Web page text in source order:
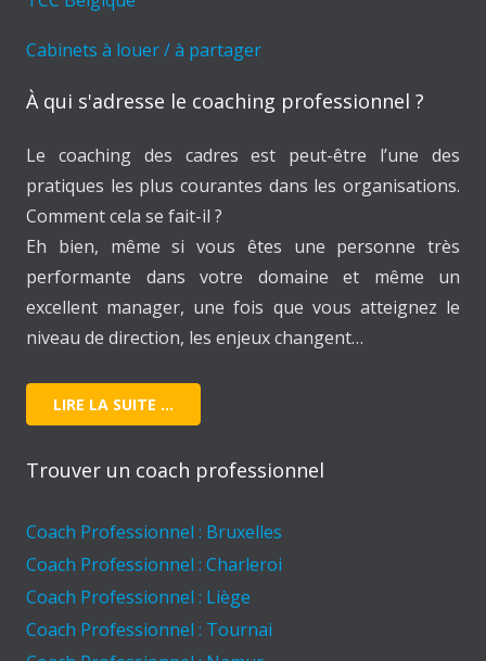
Cabinets à louer / à partager
À qui s'adresse le coaching professionnel ?
Le coaching des cadres est peut-être l’une des
pratiques les plus courantes dans les organisations.
Comment cela se fait-il ?
Eh bien, même si vous êtes une personne très
performante dans votre domaine et même un
excellent manager, une fois que vous atteignez le
niveau de direction, les enjeux changent…
LIRE LA SUITE …
Trouver un coach professionnel
Coach Professionnel : Bruxelles
Coach Professionnel : Charleroi
Coach Professionnel : Liège
Coach Professionnel : Tournai